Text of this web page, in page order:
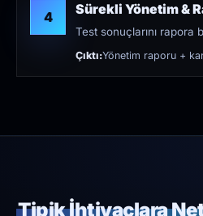
4 Sürekli Yönetim &
Test sonuçlarını rapora
Çıktı:Yönetim raporu +
Tipik İhtiyaçlara